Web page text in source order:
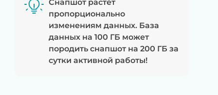
Снапшот растёт
пропорционально
изменениям данных. База
данных на 100 ГБ может
породить снапшот на 200 ГБ за
сутки активной работы!